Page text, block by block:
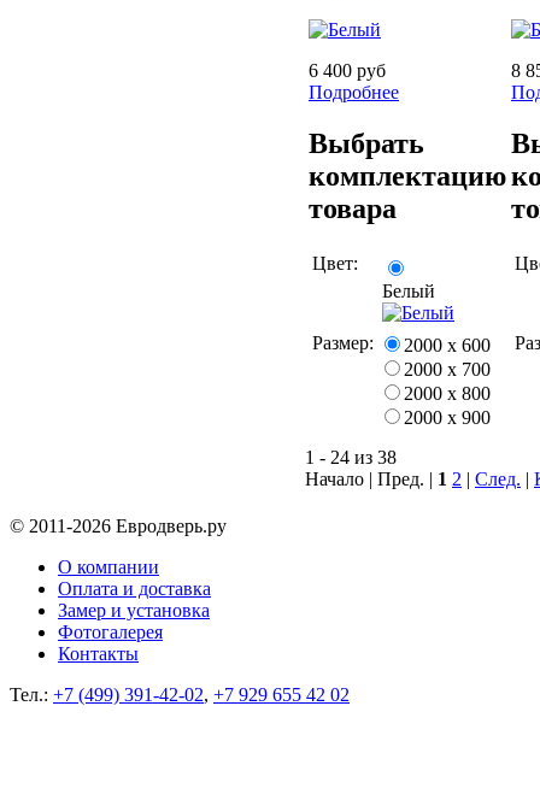
6 400 руб
Подробнее
Выбрать
комплектацию
товара
Цвет:
Белый
Размер:
2000 х 600
2000 х 700
2000 х 800
2000 х 900
8
1 - 24 из 38
Начало | Пред. | 1 2 | След. |
© 2011-2026 Евродверь.ру
О компании
Оплата и доставка
Замер и установка
Фотогалерея
Контакты
Тел.: +7 (499) 391-42-02, +7 929 655 42 02